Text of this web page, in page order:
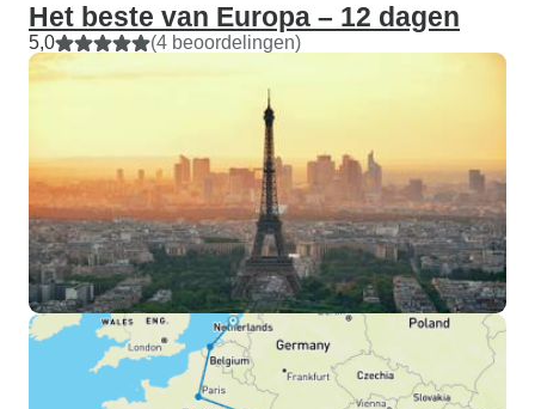
Het beste van Europa – 12 dagen
5,0 (4 beoordelingen)